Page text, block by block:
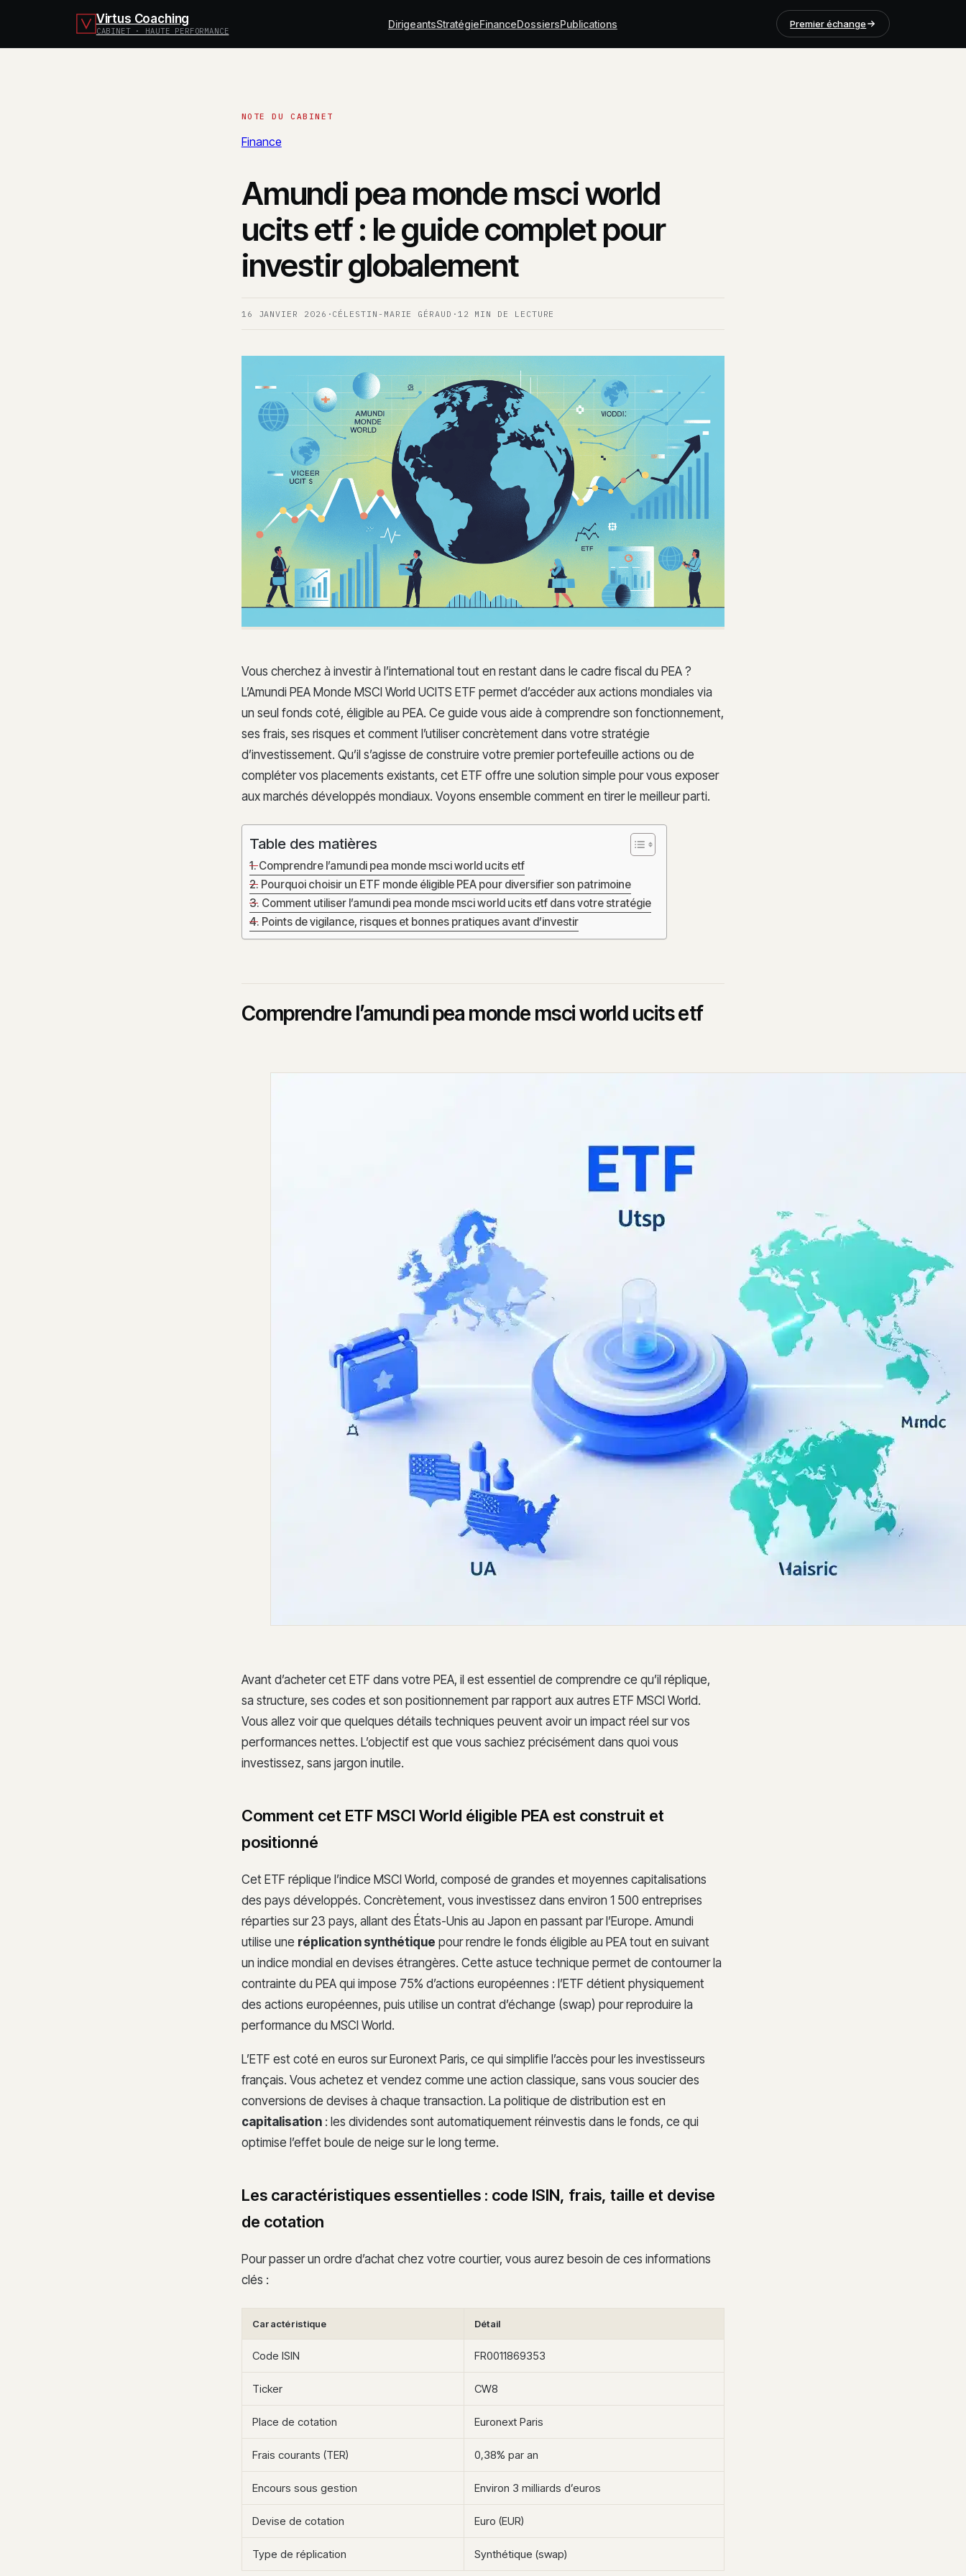
Virtus Coaching
CABINET · HAUTE PERFORMANCE
DirigeantsStratégieFinanceDossiersPublications Premier échange
Finance
Amundi pea monde msci world
ucits etf : le guide complet pour
investir globalement
16 JANVIER 2026 · CÉLESTIN-MARIE GÉRAUD · 12 MIN DE LECTURE
Vous cherchez à investir à l’international tout en restant dans le cadre fiscal du PEA ?
L’Amundi PEA Monde MSCI World UCITS ETF permet d’accéder aux actions mondiales via
un seul fonds coté, éligible au PEA. Ce guide vous aide à comprendre son fonctionnement,
ses frais, ses risques et comment l’utiliser concrètement dans votre stratégie
d’investissement. Qu’il s’agisse de construire votre premier portefeuille actions ou de
compléter vos placements existants, cet ETF offre une solution simple pour vous exposer
aux marchés développés mondiaux. Voyons ensemble comment en tirer le meilleur parti.
Table des matières
Comprendre l’amundi pea monde msci world ucits etf
Pourquoi choisir un ETF monde éligible PEA pour diversifier son patrimoine
Comment utiliser l’amundi pea monde msci world ucits etf dans votre stratégie
Points de vigilance, risques et bonnes pratiques avant d’investir
Comprendre l’amundi pea monde msci world ucits etf
Avant d’acheter cet ETF dans votre PEA, il est essentiel de comprendre ce qu’il réplique,
sa structure, ses codes et son positionnement par rapport aux autres ETF MSCI World.
Vous allez voir que quelques détails techniques peuvent avoir un impact réel sur vos
performances nettes. L’objectif est que vous sachiez précisément dans quoi vous
investissez, sans jargon inutile.
Comment cet ETF MSCI World éligible PEA est construit et
positionné
Cet ETF réplique l’indice MSCI World, composé de grandes et moyennes capitalisations
des pays développés. Concrètement, vous investissez dans environ 1 500 entreprises
réparties sur 23 pays, allant des États-Unis au Japon en passant par l’Europe. Amundi
utilise une réplication synthétique pour rendre le fonds éligible au PEA tout en suivant
un indice mondial en devises étrangères. Cette astuce technique permet de contourner la
contrainte du PEA qui impose 75% d’actions européennes : l’ETF détient physiquement
des actions européennes, puis utilise un contrat d’échange (swap) pour reproduire la
performance du MSCI World.
L’ETF est coté en euros sur Euronext Paris, ce qui simplifie l’accès pour les investisseurs
français. Vous achetez et vendez comme une action classique, sans vous soucier des
conversions de devises à chaque transaction. La politique de distribution est en
capitalisation: les dividendes sont automatiquement réinvestis dans le fonds, ce qui
optimise l’effet boule de neige sur le long terme.
Les caractéristiques essentielles : code ISIN, frais, taille et devise
de cotation
Pour passer un ordre d’achat chez votre courtier, vous aurez besoin de ces informations
clés :
Caractéristique Détail
Code ISIN FR0011869353
Ticker CW8
Place de cotation Euronext Paris
Frais courants (TER) 0,38% par an
Encours sous gestion Environ 3 milliards d’euros
Devise de cotation Euro (EUR)
Type de réplication Synthétique (swap)